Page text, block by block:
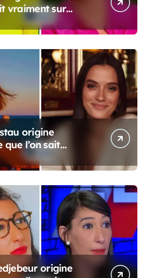
vraiment sur
origine
que l’on sait
origine